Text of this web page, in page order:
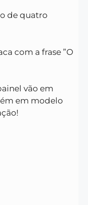
de quatro
com a frase ”O
vão em
em modelo